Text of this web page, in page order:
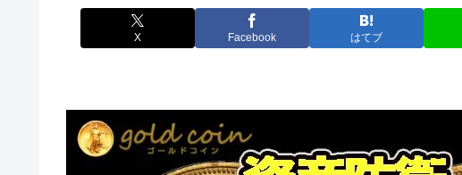
X Facebook はてブ